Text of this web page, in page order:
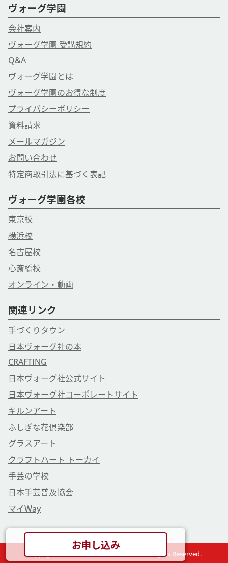
お申し込み
ヴォーグ学園
会社案内
ヴォーグ学園 受講規約
Q&A
ヴォーグ学園とは
ヴォーグ学園のお得な制度
プライバシーポリシー
資料請求
メールマガジン
お問い合わせ
特定商取引法に基づく表記
ヴォーグ学園各校
東京校
横浜校
名古屋校
心斎橋校
オンライン・動画
関連リンク
手づくりタウン
日本ヴォーグ社の本
CRAFTING
日本ヴォーグ社公式サイト
日本ヴォーグ社コーポレートサイト
キルンアート
ふしぎな花倶楽部
グラスアート
クラフトハート トーカイ
手芸の学校
日本手芸普及協会
マイWay
Copyright © VOGUE GAKUEN Co., Ltd. All Rights Reserved.